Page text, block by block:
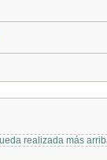
realizada más